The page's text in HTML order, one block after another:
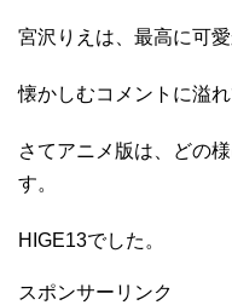
宮沢りえは、最高に可愛
懐かしむコメントに溢れ
さてアニメ版は、どの
す。
HIGE13でした。
スポンサーリンク